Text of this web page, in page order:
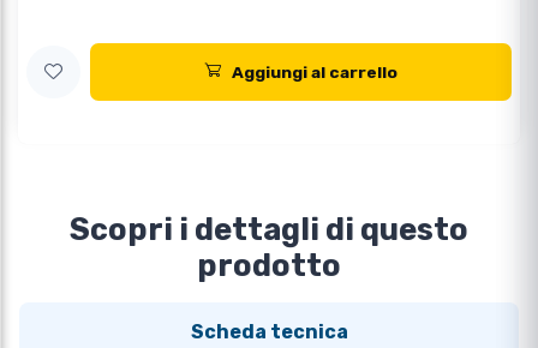
Aggiungi al carrello
Scopri i dettagli di questo
prodotto
Scheda tecnica